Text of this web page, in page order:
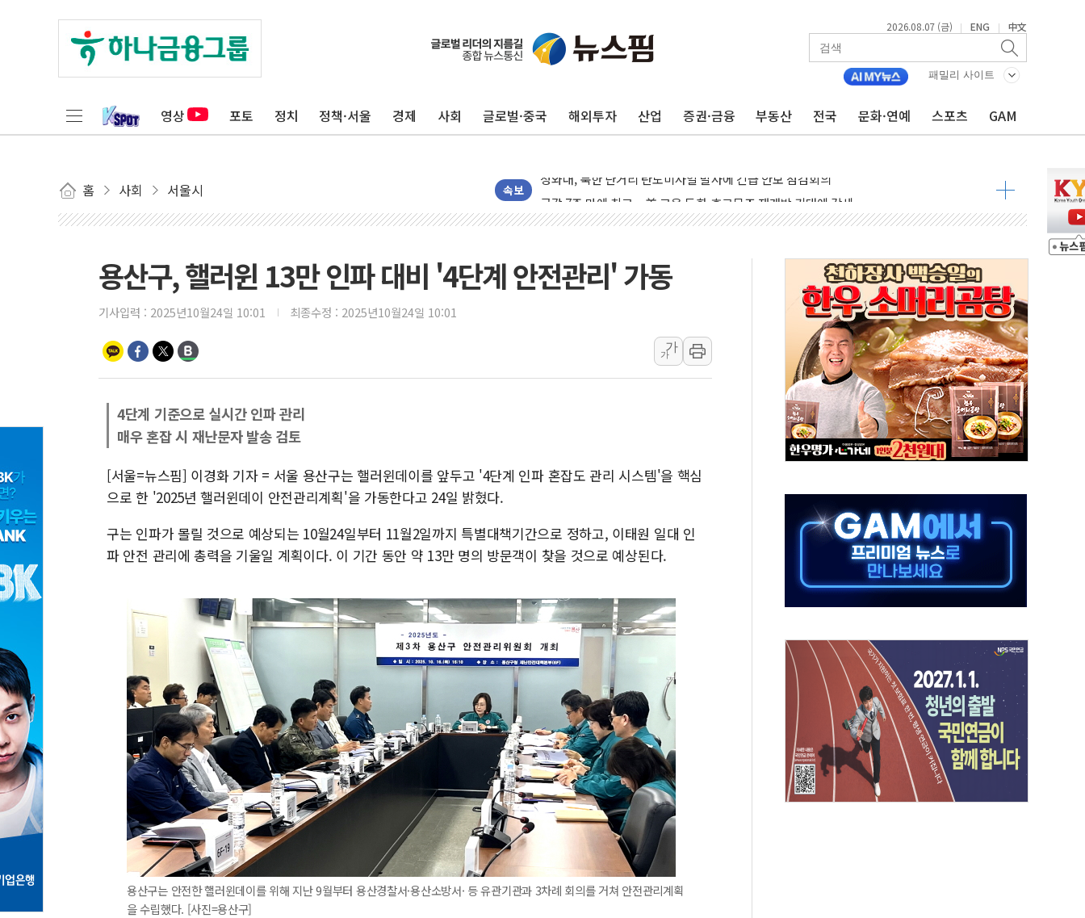
2026.08.07 (금) | ENG | 中文
패밀리 사이트
영상 포토 정치 정책·서울 경제 사회 글로벌·중국 해외투자 산업 증권·금융 부동산 전국 문화·연예 스포츠 GAM
홈 사회 서울시 속보
리투아니아 국방 "러, 우크라 드론으로 나토 회원국 공격 검토… 거짓 깃발 작전"
구광모, 내주 실리콘밸리서 젠슨 황 재회…로봇·AI 데이터센터·모빌리티 구체화
김정관 장관 "영업이익 N% 성과급 반대…상법·자본시장법 개정 논의"
뉴욕증시 프리뷰, 미 주가선물 AI주 차익실현 속 혼조세...웨스턴디지털·샌디스크↓
금값 7주 만에 최고…美 고용 둔화·호르무즈 재개방 기대에 강세
[인도증시] 중동 긴장 완화에 실적 호조까지, 상승...호실적 보고 기업 상승세 뚜렷
[베트남 증시] 지수 하락 속 'DGC' 임시 주총 기대감에 홀로 상한가…마진 잔액은 사상 최고
'월가의 황제' 다이먼 "금융시장 레버리지 위험수위…숨은 차입이 더 큰 변수"
양주 섬유염색공장서 화재 1명 중상…대응 1단계 진압 중
김정관 산업부 장관 "주 52시간 손봐야, 경쟁상대 中과 비교해야"
해군 1함대 창설 80주년…지역과 함께하는 '선봉'의 대민 봉사
[3보] 북, 원산서 동해로 단거리 탄도미사일 1발 발사… 올해 10번째·42일 만 도발
우크라 드론 전술, 중남미 콜롬비아에 새 안보 위기… 반군·마약카르텔이 습득해 전투 활용
주한미군 "오산기지 누출, 백린 아닌 무해한 표면 부식 물질"
구미 폐염산처리업체서 불 2시간30여분만에 진화...외국인 노동자 숨져
용산구, 핼러윈 13만 인파 대비 '4단계 안전관리' 가동
기사입력 : 2025년10월24일 10:01 최종수정 : 2025년10월24일 10:01
가
가
4단계 기준으로 실시간 인파 관리
매우 혼잡 시 재난문자 발송 검토
[서울=뉴스핌] 이경화 기자 = 서울 용산구는 핼러윈데이를 앞두고 '4단계 인파 혼잡도 관리 시스템'을 핵심
으로 한 '2025년 핼러윈데이 안전관리계획'을 가동한다고 24일 밝혔다.
구는 인파가 몰릴 것으로 예상되는 10월24일부터 11월2일까지 특별대책기간으로 정하고, 이태원 일대 인
파 안전 관리에 총력을 기울일 계획이다. 이 기간 동안 약 13만 명의 방문객이 찾을 것으로 예상된다.
용산구는 안전한 핼러윈데이를 위해 지난 9월부터 용산경찰서·용산소방서· 등 유관기관과 3차례 회의를 거쳐 안전관리계획
을 수립했다. [사진=용산구]